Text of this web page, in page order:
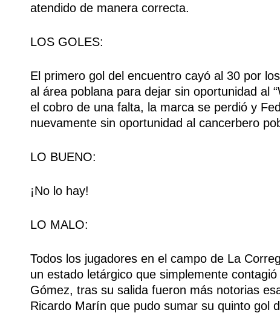
atendido de manera correcta.
LOS GOLES:
El primero gol del encuentro cayó al 30 por
al área poblana para dejar sin oportunidad al
el cobro de una falta, la marca se perdió y
nuevamente sin oportunidad al cancerbero
LO BUENO:
¡No lo hay!
LO MALO:
Todos los jugadores en el campo de La
un estado letárgico que simplemente
Gómez, tras su salida fueron más notorias
Ricardo Marín que pudo sumar su quinto gol